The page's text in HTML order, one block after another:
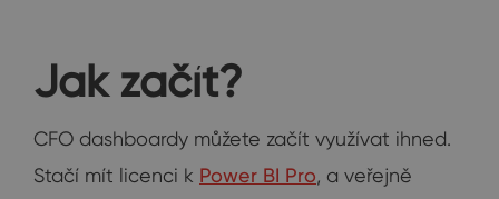
Jak začít?
CFO dashboardy můžete začít využívat ihned.
Stačí mít licenci k Power BI Pro, a veřejně